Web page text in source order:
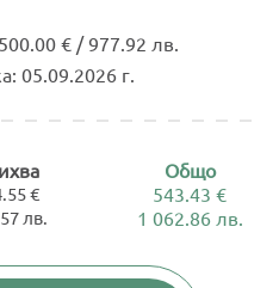
500.00 € / 977.92 лв.
05.09.2026 г.
€
лв.
Общо
543.43 €
1 062.86 лв.